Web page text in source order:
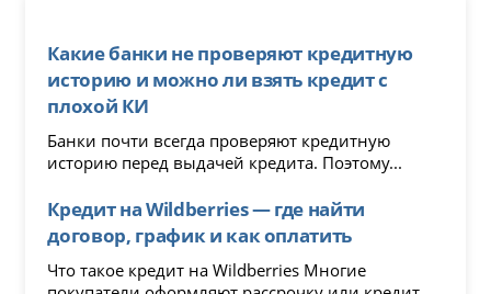
Какие банки не проверяют кредитную
историю и можно ли взять кредит с
плохой КИ
Банки почти всегда проверяют кредитную
историю перед выдачей кредита. Поэтому...
Кредит на Wildberries — где найти
договор, график и как оплатить
Что такое кредит на Wildberries Многие